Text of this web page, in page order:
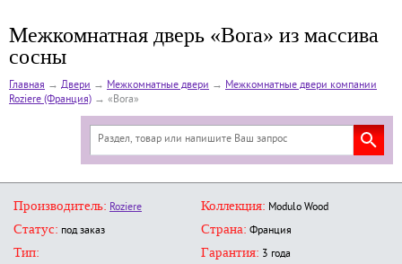
Межкомнатная дверь «Bora» из массива
сосны
Главная → Двери → Межкомнатные двери → Межкомнатные двери компании
Roziere (Франция) → «Bora»
Производитель: Roziere Коллекция: Modulo Wood
Статус: под заказ Страна: Франция
Тип: Гарантия: 3 года